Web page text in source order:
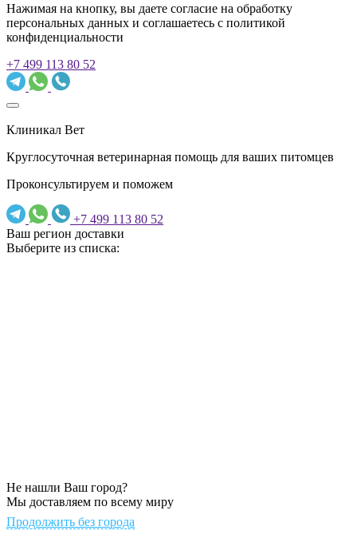
Нажимая на кнопку, вы даете согласие на обработку
персональных данных и соглашаетесь c политикой
конфиденциальности
+7 499 113 80 52
Клиникал Вет
Круглосуточная ветеринарная помощь для ваших питомцев
Проконсультируем и поможем
+7 499 113 80 52
Ваш регион доставки
Выберите из списка:
Не нашли Ваш город?
Мы доставляем по всему миру
Продолжить без города